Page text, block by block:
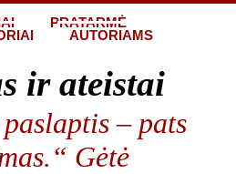
PRATARMĖ
AUTORIAMS
ir ateistai
– pats
Gėtė